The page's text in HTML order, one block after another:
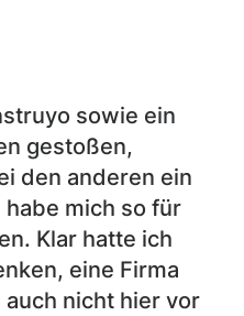
sowie ein
gestoßen,
den anderen ein
mich so für
Klar hatte ich
eine Firma
nicht hier vor